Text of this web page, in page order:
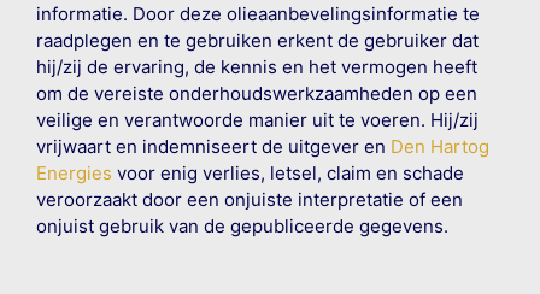
informatie. Door deze olieaanbevelingsinformatie te
raadplegen en te gebruiken erkent de gebruiker dat
hij/zij de ervaring, de kennis en het vermogen heeft
om de vereiste onderhoudswerkzaamheden op een
veilige en verantwoorde manier uit te voeren. Hij/zij
vrijwaart en indemniseert de uitgever en Den Hartog
Energies voor enig verlies, letsel, claim en schade
veroorzaakt door een onjuiste interpretatie of een
onjuist gebruik van de gepubliceerde gegevens.